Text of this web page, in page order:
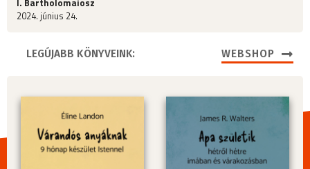
I. Bartholomaiosz
2024. június 24.
LEGÚJABB KÖNYVEINK: WEBSHOP